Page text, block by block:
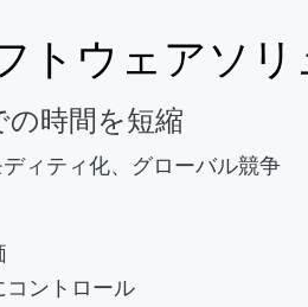
トウェアソ
時間を短縮
ィティ化、グローバル競争
ントロール